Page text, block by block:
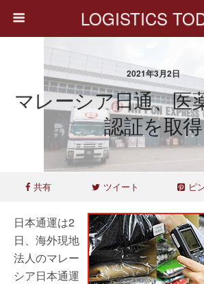
LOGISTICS
2021年3月2日
マレーシア日通、医
認証を取得
共有 ツイート ピ
日本通運は2
日、海外現地
法人のマレー
シア日本通運